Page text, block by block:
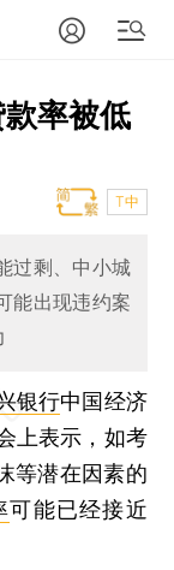
率被低
T中
过剩、中小城
能出现违约案
银行中国经济
上表示，如考
等潜在因素的
可能已经接近